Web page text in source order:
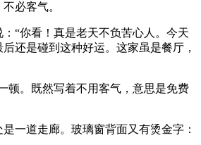
必客气。
“你看！真是老天不负苦心人。今天
还是碰到这种好运。这家虽是餐厅，
顿。既然写着不用客气，意思是免费
一道走廊。玻璃窗背面又有烫金字：